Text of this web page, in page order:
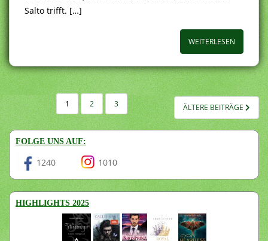
Salto trifft. […]
WEITERLESEN
SEITENNUMMERIERUNG
DER
BEITRÄGE
1 2 3 ÄLTERE BEITRÄGE
FOLGE UNS AUF:
1240 1010
HIGHLIGHTS 2025